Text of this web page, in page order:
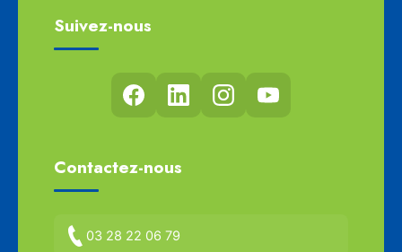
Suivez-nous
Contactez-nous
03 28 22 06 79